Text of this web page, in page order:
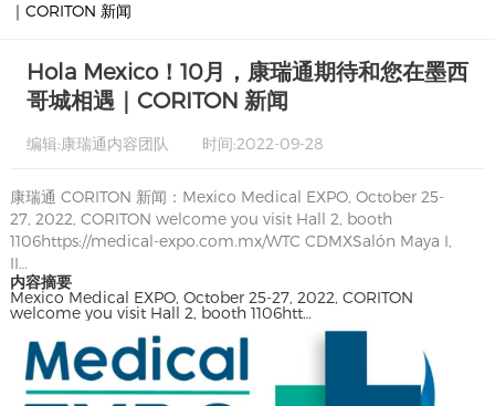
｜CORITON 新闻
Hola Mexico！10月，康瑞通期待和您在墨西
哥城相遇｜CORITON 新闻
编辑:康瑞通内容团队 时间:2022-09-28
康瑞通 CORITON 新闻：Mexico Medical EXPO, October 25-
27, 2022, CORITON welcome you visit Hall 2, booth
1106https://medical-expo.com.mx/WTC CDMXSalón Maya I,
II…
内容摘要
Mexico Medical EXPO, October 25-27, 2022, CORITON
welcome you visit Hall 2, booth 1106htt…